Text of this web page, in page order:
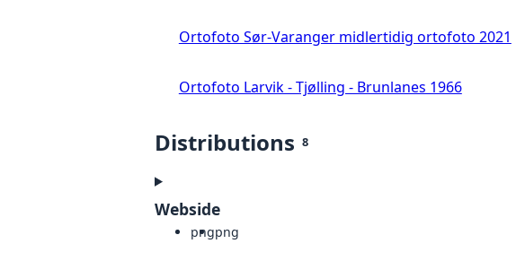
Ortofoto Sør-Varanger midlertidig ortofoto 2021
Ortofoto Larvik - Tjølling - Brunlanes 1966
Distributions 8
Webside
pngpng